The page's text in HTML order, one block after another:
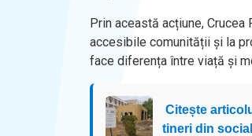
Prin această acțiune,
accesibile comunității și la
face diferența între viață și
Citește
tineri din